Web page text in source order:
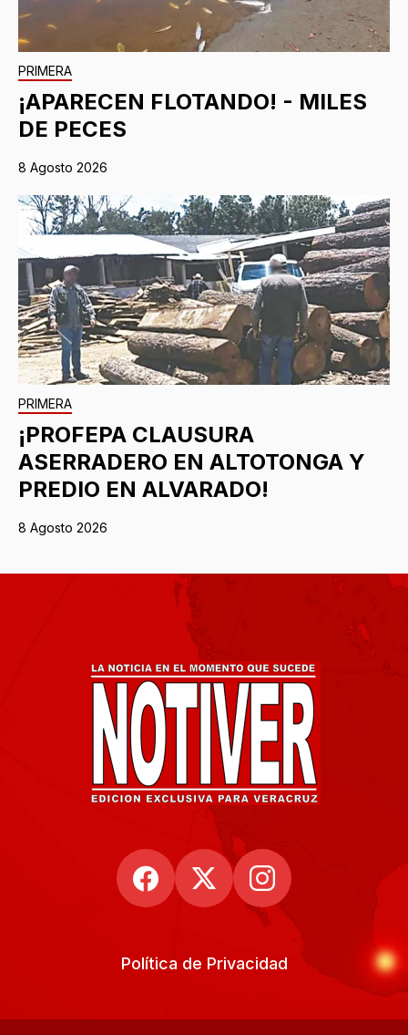
PRIMERA
¡APARECEN FLOTANDO! - MILES
DE PECES
8 Agosto 2026
PRIMERA
¡PROFEPA CLAUSURA
ASERRADERO EN ALTOTONGA Y
PREDIO EN ALVARADO!
8 Agosto 2026
Política de Privacidad